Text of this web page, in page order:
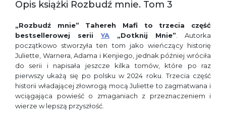
Opis książki Rozbudź mnie. Tom 3
„Rozbudź mnie” Tahereh Mafi to trzecia część
bestsellerowej seriiYA „Dotknij Mnie” . Autorka
początkowo stworzyła ten tom jako wieńczący historię
Juliette, Warnera, Adama i Kenjiego, jednak później wróciła
do serii i napisała jeszcze kilka tomów, które po raz
pierwszy ukażą się po polsku w 2024 roku. Trzecia część
historii władającej złowrogą mocą Juliette to zagmatwana i
wciągająca powieść o zmaganiach z przeznaczeniem i
wierze w lepszą przyszłość.